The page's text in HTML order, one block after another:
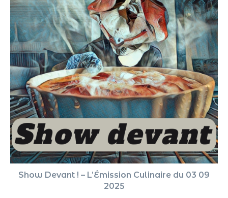
Show Devant ! – L’Émission Culinaire du 03 09
2025